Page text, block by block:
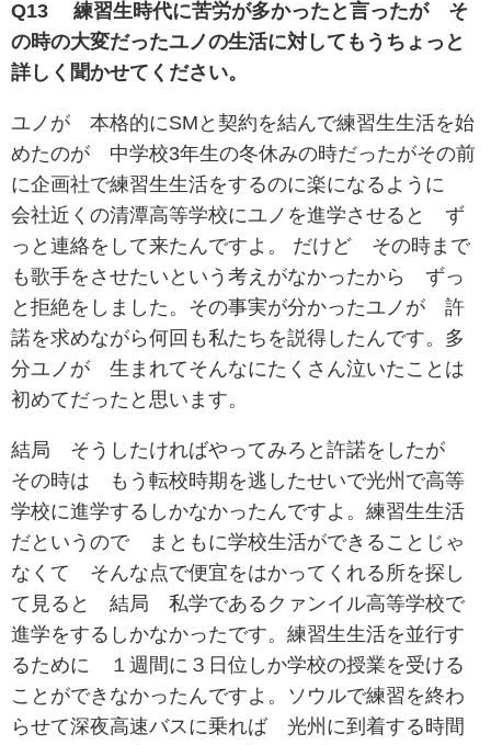
Q13 練習生時代に苦労が多かったと言ったが そ
の時の大変だったユノの生活に対してもうちょっと
詳しく聞かせてください。
ユノが 本格的にSMと契約を結んで練習生生活を始
めたのが 中学校3年生の冬休みの時だったがその前
に企画社で練習生生活をするのに楽になるように
会社近くの清潭高等学校にユノを進学させると ず
っと連絡をして来たんですよ。 だけど その時まで
も歌手をさせたいという考えがなかったから ずっ
と拒絶をしました。その事実が分かったユノが 許
諾を求めながら何回も私たちを説得したんです。多
分ユノが 生まれてそんなにたくさん泣いたことは
初めてだったと思います。
結局 そうしたければやってみろと許諾をしたが
その時は もう転校時期を逃したせいで光州で高等
学校に進学するしかなかったんですよ。練習生生活
だというので まともに学校生活ができることじゃ
なくて そんな点で便宜をはかってくれる所を探し
て見ると 結局 私学であるクァンイル高等学校で
進学をするしかなかったです。練習生生活を並行す
るために １週間に３日位しか学校の授業を受ける
ことができなかったんですよ。ソウルで練習を終わ
らせて深夜高速バスに乗れば 光州に到着する時間